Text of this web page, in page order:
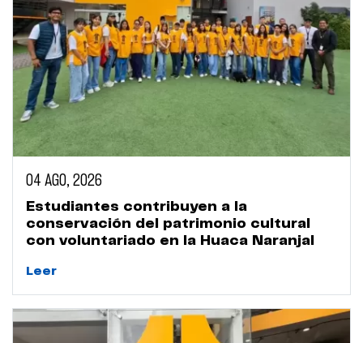
04 AGO, 2026
Estudiantes contribuyen a la
conservación del patrimonio cultural
con voluntariado en la Huaca Naranjal
Leer